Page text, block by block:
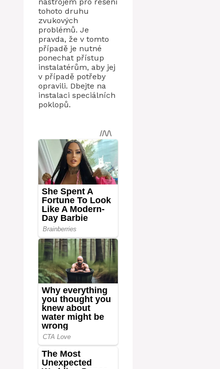
tohoto druhu
zvukových
problémů. Je
pravda, že v tomto
případě je nutné
ponechat přístup
instalatérům, aby jej
v případě potřeby
opravili. Dbejte na
instalaci speciálních
poklopů.